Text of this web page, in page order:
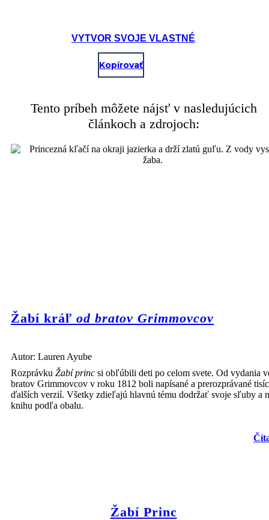
VYTVOR SVOJE VLASTNÉ
Kopírovať
Tento príbeh môžete nájsť v nasledujúcich
článkoch a zdrojoch:
Žabí kráľ od bratov Grimmovcov
Autor: Lauren Ayube
Rozprávku Žabí princ si obľúbili deti po celom svete. Od vydania
bratov Grimmovcov v roku 1812 boli napísané a prerozprávané
ďalších verzií. Všetky zdieľajú hlavnú tému dodržať svoje sľuby a
knihu podľa obalu.
Žabí Princ